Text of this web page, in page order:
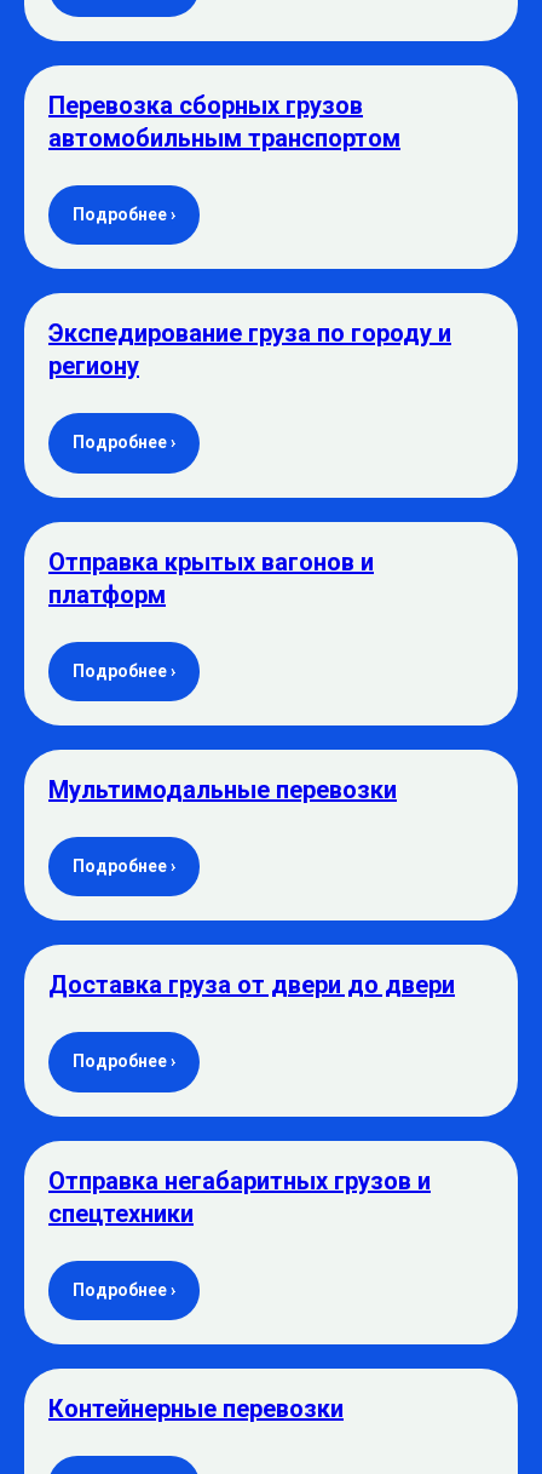
Перевозка сборных грузов
автомобильным транспортом
Подробнее ›
Экспедирование груза по городу и
региону
Подробнее ›
Отправка крытых вагонов и
платформ
Подробнее ›
Мультимодальные перевозки
Подробнее ›
Доставка груза от двери до двери
Подробнее ›
Отправка негабаритных грузов и
спецтехники
Подробнее ›
Контейнерные перевозки